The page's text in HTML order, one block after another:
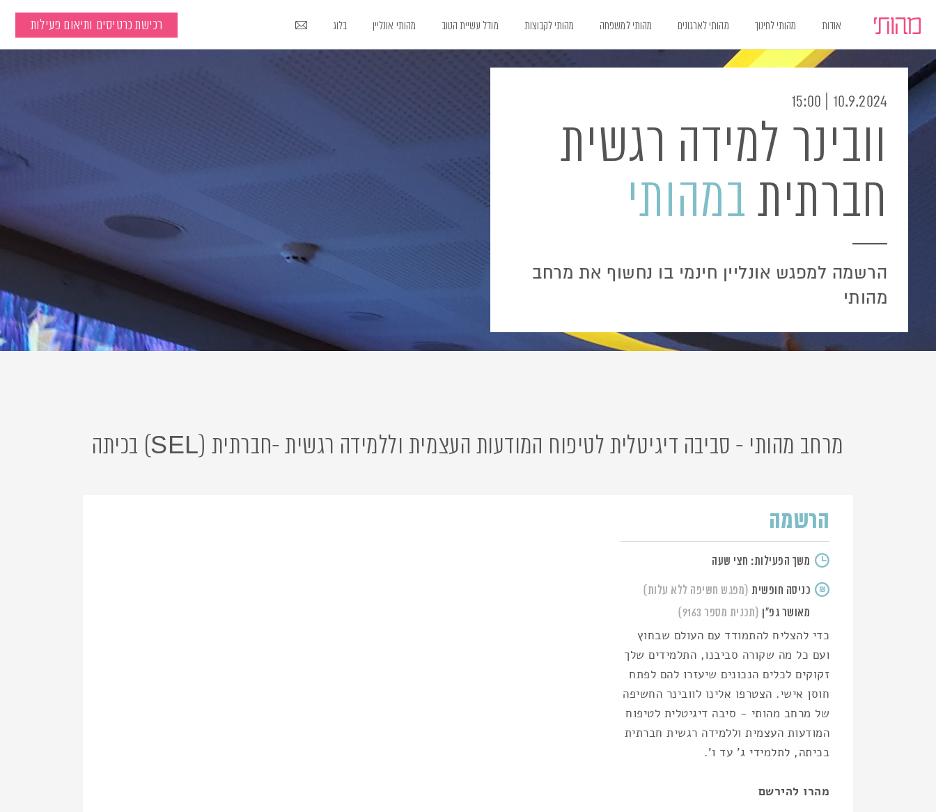
to
Content
to
navigation
אודות מהותי לחינוך מהותי לארגונים מהותי למשפחה מהותי לקבוצות מודל עשיית הטוב מהותי אונליין בלוג רכישת כרטיסים ותיאום פעילות
10.9.2024 | 15:00
וובינר למידה רגשית
חברתית במהותי
הרשמה למפגש אונליין חינמי בו נחשוף את מרחב
מהותי
מרחב מהותי - סביבה דיגיטלית לטיפוח המודעות העצמית וללמידה רגשית -חברתית (SEL) בכיתה
הרשמה
משך הפעילות: חצי שעה
כניסה חופשית (מפגש חשיפה ללא עלות)
מאושר גפ"ן (תכנית מספר 9163)
כדי להצליח להתמודד עם העולם שבחוץ
ועם כל מה שקורה סביבנו, התלמידים שלך
זקוקים לכלים הנכונים שיעזרו להם לפתח
חוסן אישי. הצטרפו אלינו לוובינר החשיפה
של מרחב מהותי - סיבה דיגיטלית לטיפוח
המודעות העצמית וללמידה רגשית חברתית
בכיתה, לתלמידי ג' עד ו'.
מהרו להירשם